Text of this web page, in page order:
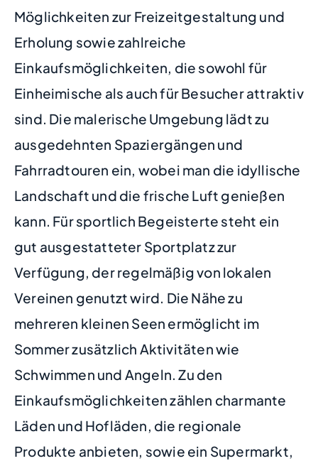
Möglichkeiten zur Freizeitgestaltung und
Erholung sowie zahlreiche
Einkaufsmöglichkeiten, die sowohl für
Einheimische als auch für Besucher attraktiv
sind. Die malerische Umgebung lädt zu
ausgedehnten Spaziergängen und
Fahrradtouren ein, wobei man die idyllische
Landschaft und die frische Luft genießen
kann. Für sportlich Begeisterte steht ein
gut ausgestatteter Sportplatz zur
Verfügung, der regelmäßig von lokalen
Vereinen genutzt wird. Die Nähe zu
mehreren kleinen Seen ermöglicht im
Sommer zusätzlich Aktivitäten wie
Schwimmen und Angeln. Zu den
Einkaufsmöglichkeiten zählen charmante
Läden und Hofläden, die regionale
Produkte anbieten, sowie ein Supermarkt,